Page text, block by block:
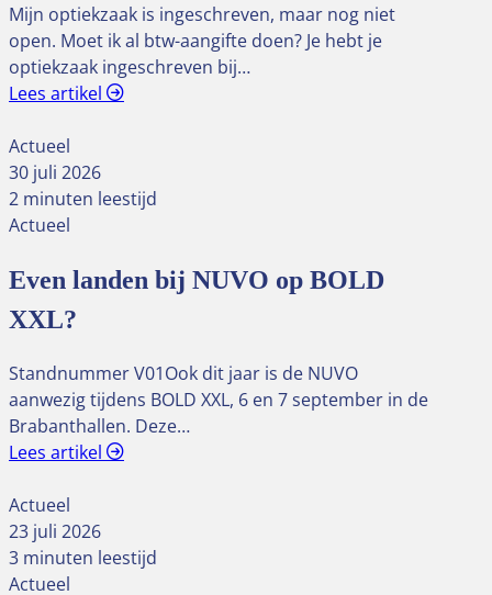
Mijn optiekzaak is ingeschreven, maar nog niet
open. Moet ik al btw-aangifte doen? Je hebt je
optiekzaak ingeschreven bij…
Lees artikel
Actueel
30 juli 2026
2 minuten leestijd
Actueel
Even landen bij NUVO op BOLD
XXL?
Standnummer V01Ook dit jaar is de NUVO
aanwezig tijdens BOLD XXL, 6 en 7 september in de
Brabanthallen. Deze…
Lees artikel
Actueel
23 juli 2026
3 minuten leestijd
Actueel